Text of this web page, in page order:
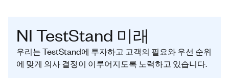
NI TestStand 미래
우리는 TestStand에 투자하고 고객의 필요와 우선 순위
에 맞게 의사 결정이 이루어지도록 노력하고 있습니다.